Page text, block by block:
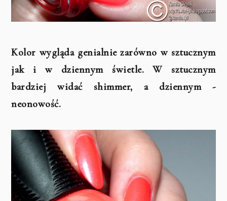
Kolor wygląda genialnie zarówno w sztucznym
jak i w dziennym świetle. W sztucznym
bardziej widać shimmer, a dziennym -
neonowość.